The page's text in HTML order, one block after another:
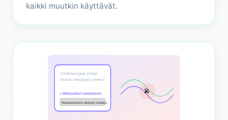
kaikki muutkin käyttävät.
"innostava pop, kirkas
kitarat, energiset rummut"
+ Mukautetut sanoitukset
Nouskaudumme auringon mukana...
🎤